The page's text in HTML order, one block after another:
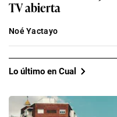
TV abierta
Noé Yactayo
Lo último en Cual